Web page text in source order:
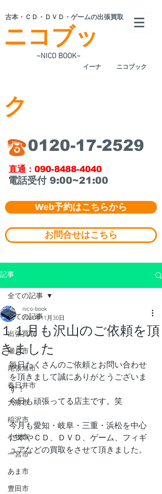
~NICO BOOK~
ニコブッ
ク
​古本・ＣＤ・ＤＶＤ・ゲームの出張買取
​イーナ
​0120-17-2529
ニコブック
​直通：090-8488-4040
​電話受付 9:00~21:00
Web予約はこちらから
お問合せはこちら
記事
全ての記事
出張買取
瀬戸市
尾張旭市
春日井市
大府市
稲沢市
小牧市
一宮市
あま市
豊田市
全ての記事
１１月も沢山のご依頼を頂
きました
nico-book
2021年11月30日
毎日たくさんのご依頼とお問い合わせ
を頂きまして誠にありがとうございま
す！
今日も頑張ってる店主です。笑
今月も愛知・岐阜・三重・浜松を中心
に本やＣＤ、ＤＶＤ、ゲーム、フィギ
ュアなどの買取をさせて頂きました。